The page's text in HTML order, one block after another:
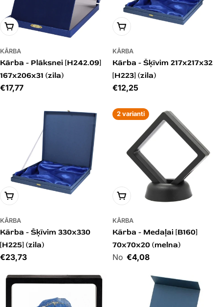
PIEVIENOT GROZAM
KĀRBA
Kārba - Plāksnei [H242.09]
167x206x31 (zila)
Cena
€17,77
PIEVIENOT GROZAM
KĀRBA
Kārba - Šķīvim 217x217x32
[H223] (zila)
Cena
€12,25
PIEVIENOT GROZAM
KĀRBA
Kārba - Šķīvim 330x330
[H225] (zila)
Cena
€23,73
2 varianti
PIEVIENOT GROZAM
KĀRBA
Kārba - Medaļai [B160]
70x70x20 (melna)
Cena€4,08